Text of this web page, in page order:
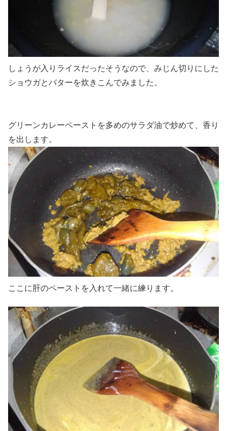
しょうが入りライスだったそうなので、みじん切りにした
ショウガとバターを炊きこんでみました。
グリーンカレーペーストを多めのサラダ油で炒めて、香り
を出します。
ここに肝のペーストを入れて一緒に練ります。